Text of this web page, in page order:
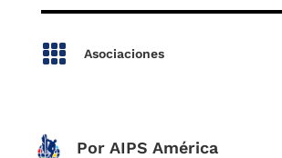
 Asociaciones
Por AIPS América